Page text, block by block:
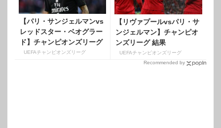
【パリ・サンジェルマンvs
レッドスター・ベオグラー
ド】チャンピオンズリーグ
結果【GroupC】
UEFAチャンピオンズリーグ
【リヴァプールvsパリ・サ
ンジェルマン】チャンピオ
ンズリーグ 結果
【GroupC】
UEFAチャンピオンズリーグ
Recommended by